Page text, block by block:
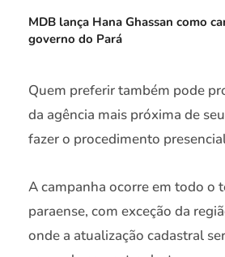
MDB lança Hana Ghassan como
governo do Pará
Quem preferir também pode
da agência mais próxima de
fazer o procedimento
A campanha ocorre em todo o
paraense, com exceção da
onde a atualização cadastral